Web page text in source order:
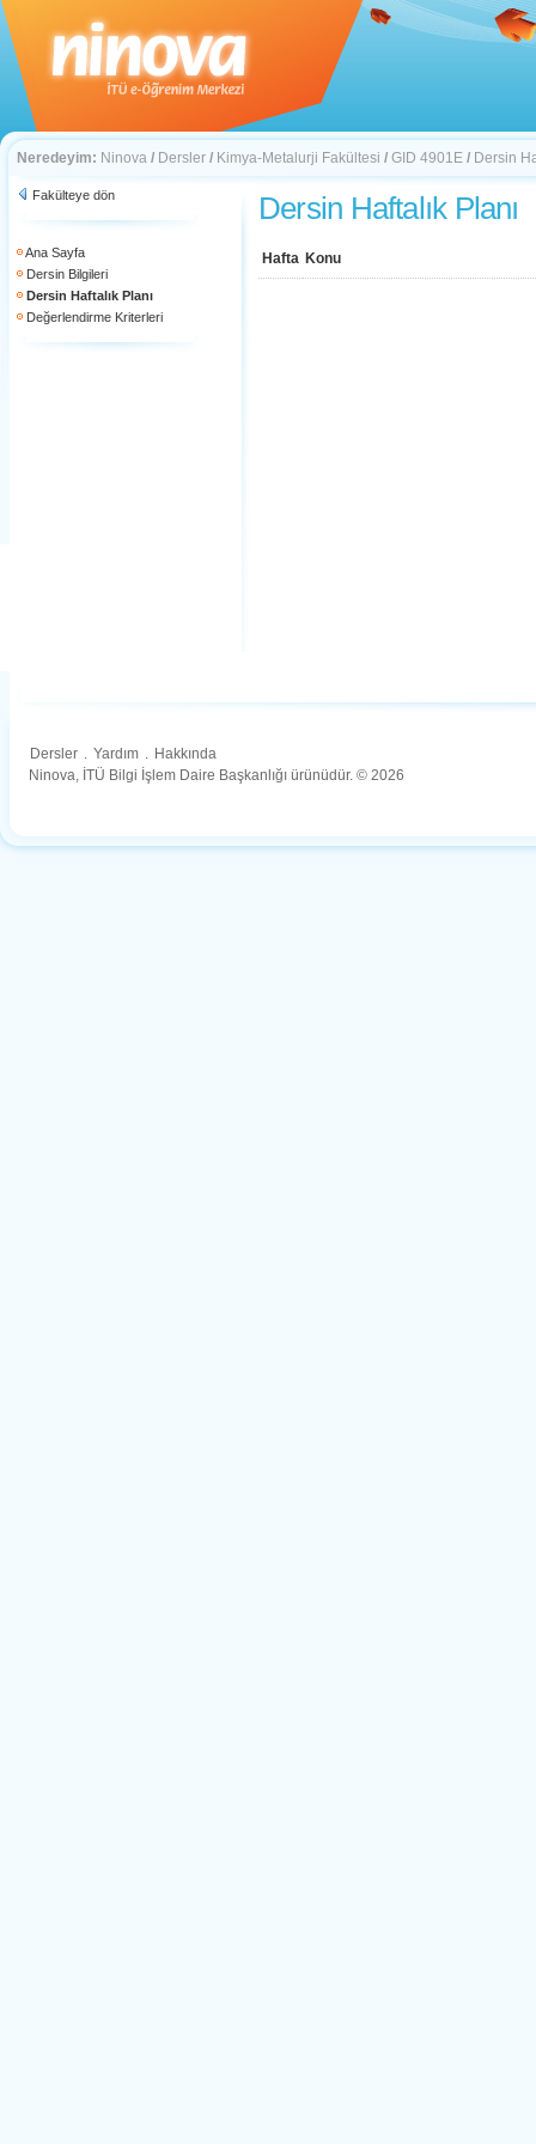
Neredeyim: Ninova / Dersler / Kimya-Metalurji Fakültesi / GID 4901E / Dersin
Fakülteye dön
Ana Sayfa
Dersin Bilgileri
Dersin Haftalık Planı
Değerlendirme Kriterleri
Dersin Haftalık Planı
Hafta Konu
Dersler . Yardım . Hakkında
Ninova, İTÜ Bilgi İşlem Daire Başkanlığı ürünüdür. © 2026